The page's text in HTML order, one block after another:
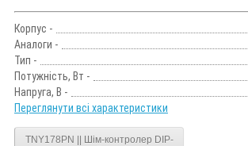
Корпус -
Аналоги -
Тип -
Потужність, Вт -
Напруга, В -
Переглянути всі характеристики
TNY178PN || Шім-контролер DIP-